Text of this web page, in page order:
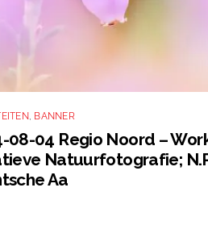
, BANNER
08-04 Regio Noord –
Natuurfotografie;
Aa